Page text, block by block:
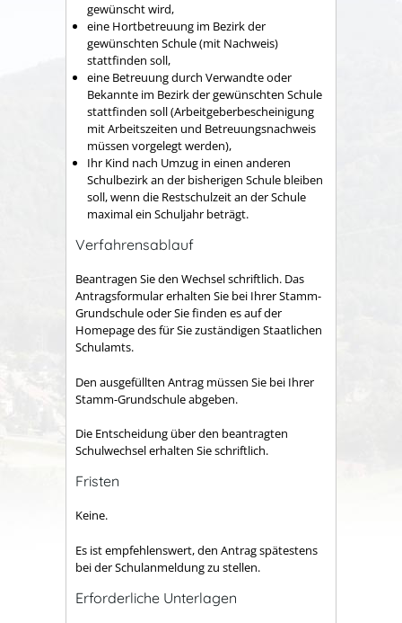
gewünscht wird,
eine Hortbetreuung im Bezirk der
gewünschten Schule (mit Nachweis)
stattfinden soll,
eine Betreuung durch Verwandte oder
Bekannte im Bezirk der gewünschten Schule
stattfinden soll (Arbeitgeberbescheinigung
mit Arbeitszeiten und Betreuungsnachweis
müssen vorgelegt werden),
Ihr Kind nach Umzug in einen anderen
Schulbezirk an der bisherigen Schule bleiben
soll, wenn die Restschulzeit an der Schule
maximal ein Schuljahr beträgt.
Verfahrensablauf
Beantragen Sie den Wechsel schriftlich. Das
Antragsformular erhalten Sie bei Ihrer Stamm-
Grundschule oder Sie finden es auf der
Homepage des für Sie zuständigen Staatlichen
Schulamts.
Den ausgefüllten Antrag müssen Sie bei Ihrer
Stamm-Grundschule abgeben.
Die Entscheidung über den beantragten
Schulwechsel erhalten Sie schriftlich.
Fristen
Keine.
Es ist empfehlenswert, den Antrag spätestens
bei der Schulanmeldung zu stellen.
Erforderliche Unterlagen